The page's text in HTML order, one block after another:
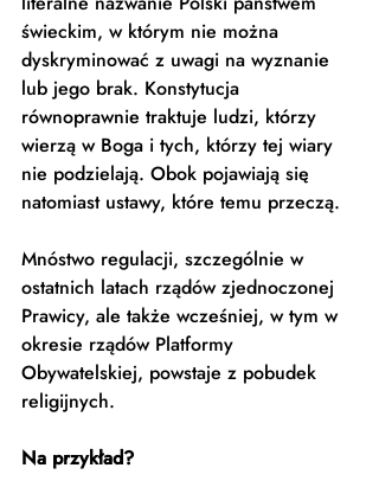
świeckim, w którym nie można
dyskryminować z uwagi na wyznanie
lub jego brak. Konstytucja
równoprawnie traktuje ludzi, którzy
wierzą w Boga i tych, którzy tej wiary
nie podzielają. Obok pojawiają się
natomiast ustawy, które temu przeczą.
Mnóstwo regulacji, szczególnie w
ostatnich latach rządów zjednoczonej
Prawicy, ale także wcześniej, w tym w
okresie rządów Platformy
Obywatelskiej, powstaje z pobudek
religijnych.
Na przykład?